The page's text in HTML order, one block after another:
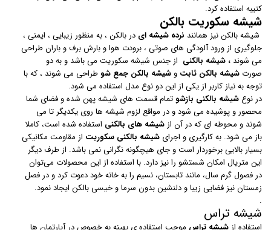
کتیبه استفاده کرد.
شیشه سکوریت بالکن
شیشه بالکن نیز همانند نرده شیشه ای در بالکن ، به منظور زیبایی ، ایمنی ،
جلوگیری از ورود آلودگی های صوتی ، برودت هوا و بارش برف و باران طراحی
می شوند ، شیشه بالکنی از جنس شیشه سکوریت می باشد و به دو
صورت شیشه بالکن ثابت وشیشه بالکن جمع شوطراحی می شوند ، که با
توجه به نیاز کاربر از یکی از این دو نوع مدل استفاده می شود.
در نوع شیشه بالکنی بازشوتمام قسمت های شیشه پهن شده و فضای شما
محصور و پوشیده می شود و در مواقع لزوم شیشه ها روی یکدیگر تا می
شوند و محوطه ای که در آن ازشیشه های بالکنی استفاده شده است، کاملا
باز می شود. به کارگیری و اجرای شیشه بالکنی سکوریت از مقاومت مکانیکی
بسیار بالایی برخوردار است و جای هیچگونه نگرانی نمی باشد. از طرف دیگر
این متریال امکان شستشو را نیز دارد. با استفاده از این محصولات می‌توان
در فصول گرم سال، مانند تابستان، نسیم را به خانه خود دعوت کرد و در فصل
زمستان نیز فضایی زیبا و دلنشین بدون سرما و خیسی بالکن ایجاد نمود.
.
شیشه تراس